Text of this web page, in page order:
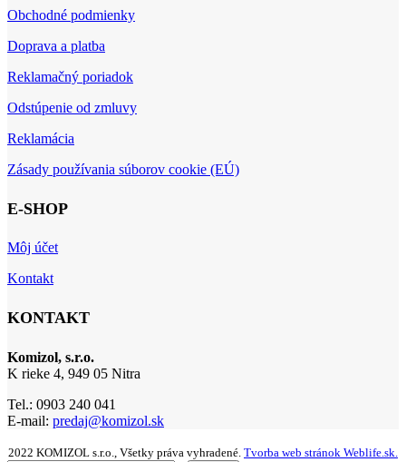
Obchodné podmienky
Doprava a platba
Reklamačný poriadok
Odstúpenie od zmluvy
Reklamácia
Zásady používania súborov cookie (EÚ)
E-SHOP
Môj účet
Kontakt
KONTAKT
Komizol, s.r.o.
K rieke 4, 949 05 Nitra
Tel.: 0903 240 041
E-mail: predaj@komizol.sk
2022 KOMIZOL s.r.o., Všetky práva vyhradené. Tvorba web stránok Weblife.sk.